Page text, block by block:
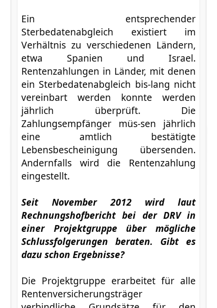
Ein entsprechender
Sterbedatenabgleich existiert im
Verhältnis zu verschiedenen Ländern,
etwa Spanien und Israel.
Rentenzahlungen in Länder, mit denen
ein Sterbedatenabgleich bis-lang nicht
vereinbart werden konnte werden
jährlich überprüft. Die
Zahlungsempfänger müs-sen jährlich
eine amtlich bestätigte
Lebensbescheinigung übersenden.
Andernfalls wird die Rentenzahlung
eingestellt.
Seit November 2012 wird laut
Rechnungshofbericht bei der DRV in
einer Projektgruppe über mögliche
Schlussfolgerungen beraten. Gibt es
dazu schon Ergebnisse?
Die Projektgruppe erarbeitet für alle
Rentenversicherungsträger